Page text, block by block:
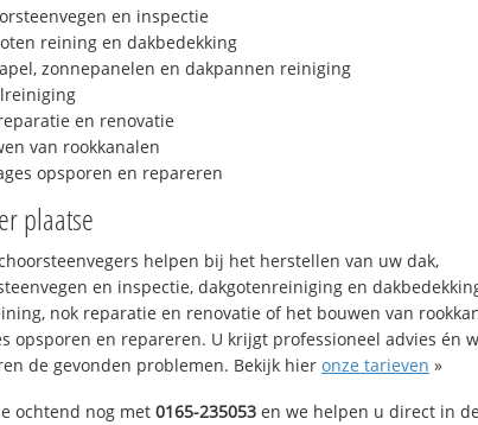
en inspectie
reining en dakbedekking
zonnepanelen en dakpannen reiniging
en renovatie
van rookkanalen
opsporen en repareren
plaatse
helpen bij het herstellen van uw dak,
en inspectie, dakgotenreiniging en
nok reparatie en renovatie of het bouwen van
opsporen en repareren. U krijgt professioneel advies én
de gevonden problemen. Bekijk hier onze tarieven »
ochtend nog met 0165-235053 en we helpen u direct in